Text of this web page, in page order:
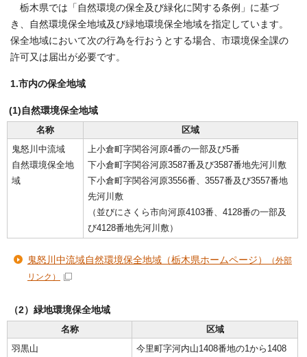
栃木県では「自然環境の保全及び緑化に関する条例」に基づ
き、自然環境保全地域及び緑地環境保全地域を指定しています。
保全地域において次の行為を行おうとする場合、市環境保全課の
許可又は届出が必要です。
1.市内の保全地域
(1)自然環境保全地域
名称
区域
鬼怒川中流域
自然環境保全地
域
上小倉町字関谷河原4番の一部及び5番
下小倉町字関谷河原3587番及び3587番地先河川敷
下小倉町字関谷河原3556番、3557番及び3557番地
先河川敷
（並びにさくら市向河原4103番、4128番の一部及
び4128番地先河川敷）
鬼怒川中流域自然環境保全地域（栃木県ホームページ）
（外部
リンク）
（2）緑地環境保全地域
名称
区域
羽黒山
今里町字河内山1408番地の1から1408